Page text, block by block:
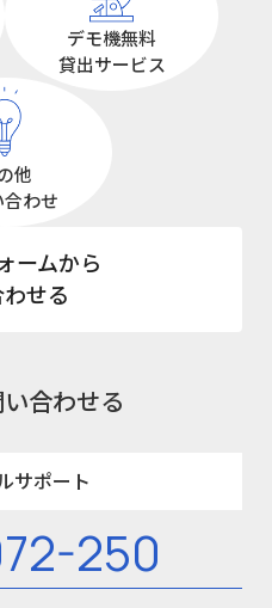
デモ機無料
貸出サービス
他
わせ
ームから
せる
合わせる
サポート
250